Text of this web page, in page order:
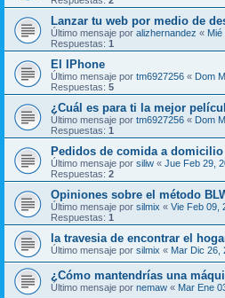
Lanzar tu web por medio de
Último mensaje por alizhernandez «
Respuestas: 1
El IPhone
Último mensaje por tm6927256 « Dom
Respuestas: 5
¿Cuál es para ti la mejor
Último mensaje por tm6927256 « Dom
Respuestas: 1
Pedidos de comida a domicilio
Último mensaje por siliw « Jue Feb 29,
Respuestas: 2
Opiniones sobre el método
Último mensaje por silmix « Vie Feb 09,
Respuestas: 1
la travesia de encontrar el
Último mensaje por silmix « Mar Dic 26,
¿Cómo mantendrías una
Último mensaje por nemaw « Mar Ene